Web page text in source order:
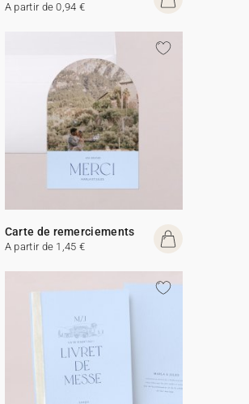
A partir de 0,94 €
Carte de remerciements
A partir de 1,45 €